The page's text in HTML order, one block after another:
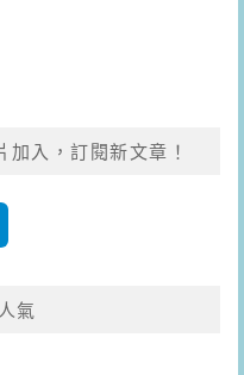
入，訂閱新文章！
氣